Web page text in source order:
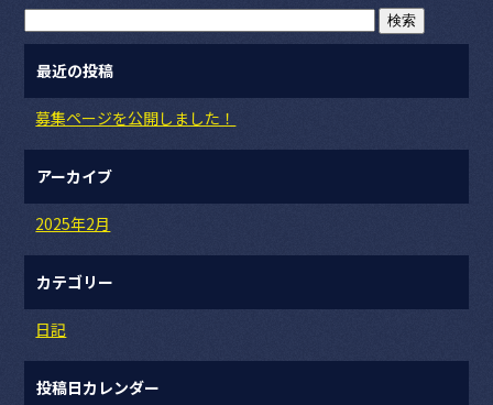
最近の投稿
募集ページを公開しました！
アーカイブ
2025年2月
カテゴリー
日記
投稿日カレンダー